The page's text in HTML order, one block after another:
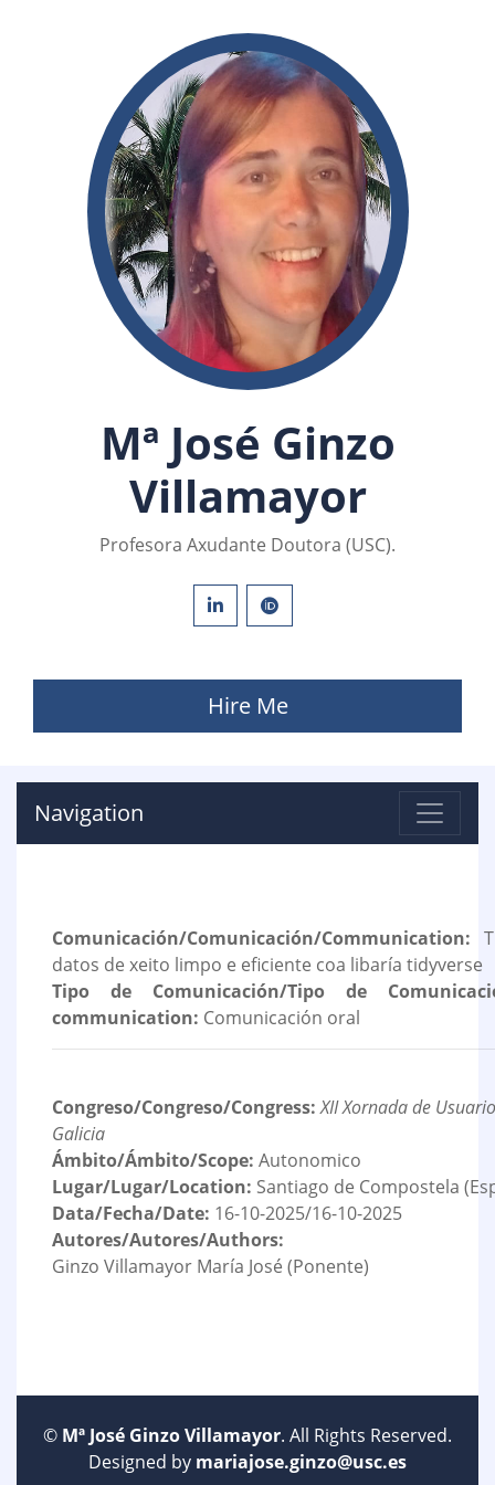
Mª José Ginzo
Villamayor
Profesora Axudante Doutora (USC).
Hire Me
Navigation
Comunicación/Comunicación/Communication:
datos de xeito limpo e eficiente coa libaría tidyverse
Tipo de Comunicación/Tipo de
communication: Comunicación oral
Congreso/Congreso/Congress: XII Xornada de
Galicia
Ámbito/Ámbito/Scope: Autonomico
Lugar/Lugar/Location: Santiago de Compostela
Data/Fecha/Date: 16-10-2025/16-10-2025
Autores/Autores/Authors:
Ginzo Villamayor María José (Ponente)
© Mª José Ginzo Villamayor. All Rights Reserved.
Designed by mariajose.ginzo@usc.es